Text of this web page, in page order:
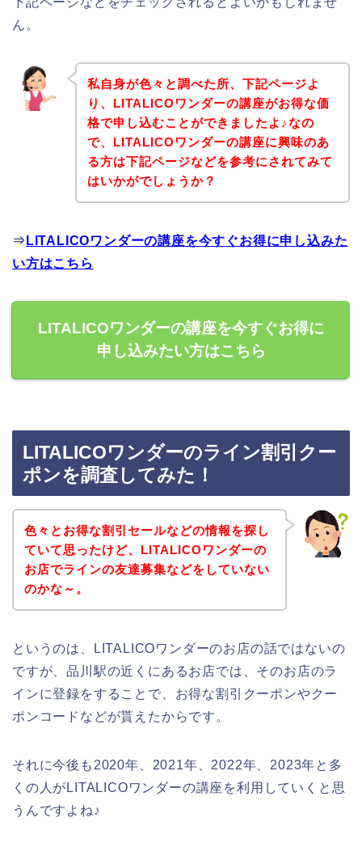
ん。
私自身が色々と調べた所、下記ページよ
り、LITALICOワンダーの講座がお得な価
格で申し込むことができましたよ♪なの
で、LITALICOワンダーの講座に興味のあ
る方は下記ページなどを参考にされてみて
はいかがでしょうか？
⇒ LITALICOワンダーの講座を今すぐお得に申し込みた
い方はこちら
LITALICOワンダーの講座を今すぐお得に
申し込みたい方はこちら
LITALICOワンダーのライン割引クー
ポンを調査してみた！
色々とお得な割引セールなどの情報を探し
ていて思ったけど、LITALICOワンダーの
お店でラインの友達募集などをしていない
のかな～。
というのは、LITALICOワンダーのお店の話ではないの
ですが、品川駅の近くにあるお店では、そのお店のラ
インに登録をすることで、お得な割引クーポンやクー
ポンコードなどが貰えたからです。
それに今後も2020年、2021年、2022年、2023年と多
くの人がLITALICOワンダーの講座を利用していくと思
うんですよね♪